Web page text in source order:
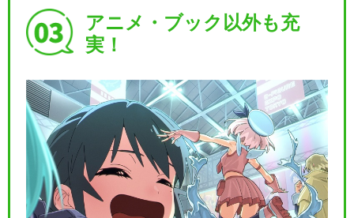
アニメ・ブック以外も充
実！